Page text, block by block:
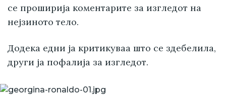
се проширија коментарите за изгледот на
нејзиното тело.
Додека едни ја критикуваа што се здебелила,
други ја пофалија за изгледот.